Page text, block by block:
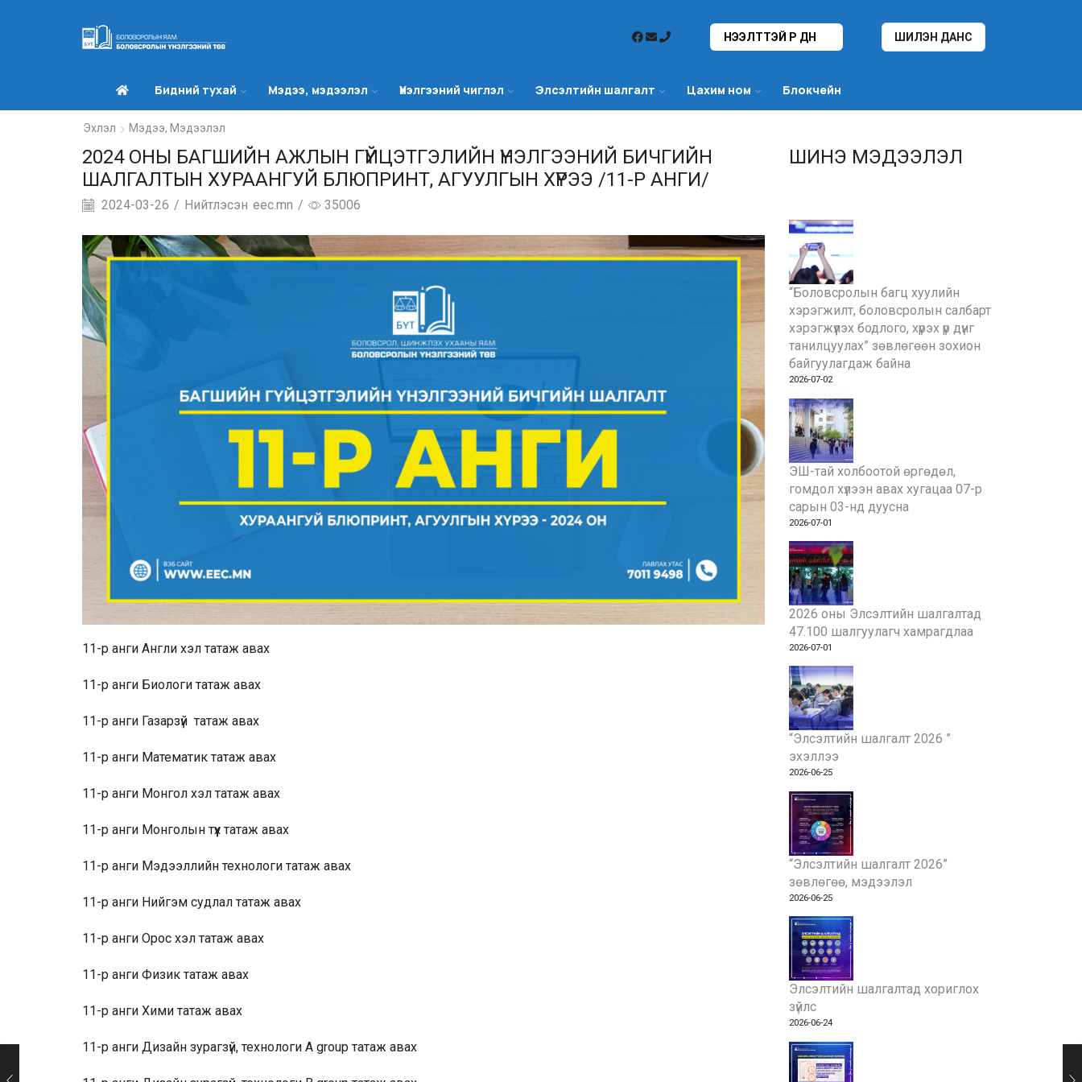
НЭЭЛТТЭЙ ҮР ДҮН ШИЛЭН ДАНС
Бидний тухай Мэдээ, мэдээлэл Үнэлгээний чиглэл Элсэлтийн шалгалт Цахим ном Блокчейн
Эхлэл Мэдээ, Мэдээлэл
2024 ОНЫ БАГШИЙН АЖЛЫН ГҮЙЦЭТГЭЛИЙН ҮНЭЛГЭЭНИЙ БИЧГИЙН
ШАЛГАЛТЫН ХУРААНГУЙ БЛЮПРИНТ, АГУУЛГЫН ХҮРЭЭ /11-Р АНГИ/
2024-03-26 / Нийтлэсэн eec.mn / 35006
11-р анги Англи хэл татаж авах
11-р анги Биологи татаж авах
11-р анги Газарзүй татаж авах
11-р анги Математик татаж авах
11-р анги Монгол хэл татаж авах
11-р анги Монголын түүх татаж авах
11-р анги Мэдээллийн технологи татаж авах
11-р анги Нийгэм судлал татаж авах
11-р анги Орос хэл татаж авах
11-р анги Физик татаж авах
11-р анги Хими татаж авах
11-р анги Дизайн зурагзүй, технологи A group татаж авах
ШИНЭ МЭДЭЭЛЭЛ
“Боловсролын багц хуулийн
хэрэгжилт, боловсролын салбарт
хэрэгжүүлэх бодлого, хүрэх үр дүнг
танилцуулах” зөвлөгөөн зохион
байгуулагдаж байна
2026-07-02
ЭШ-тай холбоотой өргөдөл,
гомдол хүлээн авах хугацаа 07-р
сарын 03-нд дуусна
2026-07-01
2026 оны Элсэлтийн шалгалтад
47.100 шалгуулагч хамрагдлаа
2026-07-01
“Элсэлтийн шалгалт 2026 ”
эхэллээ
2026-06-25
“Элсэлтийн шалгалт 2026”
зөвлөгөө, мэдээлэл
2026-06-25
Элсэлтийн шалгалтад хориглох
зүйлс
2026-06-24